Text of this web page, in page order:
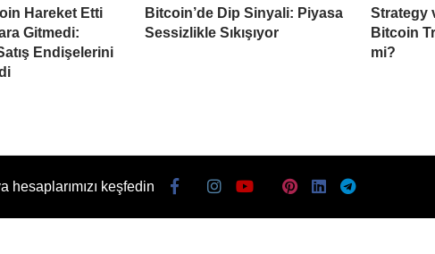
Hareket Etti
Gitmedi:
Endişelerini
Bitcoin’de Dip Sinyali: Piyasa
Sessizlikle Sıkışıyor
Strategy
Bitcoin
mi?
hesaplarımızı keşfedin